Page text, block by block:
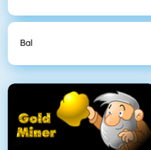
Bal